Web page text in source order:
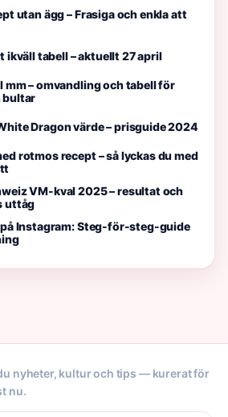
utan ägg – Frasiga och enkla att
ikväll tabell – aktuellt 27 april
mm – omvandling och tabell för
bultar
Dragon värde – prisguide 2024
rotmos recept – så lyckas du med
VM-kval 2025 – resultat och
uttåg
på Instagram: Steg-för-steg-guide
nyheter, kultur och tips — kurerat för
nu.